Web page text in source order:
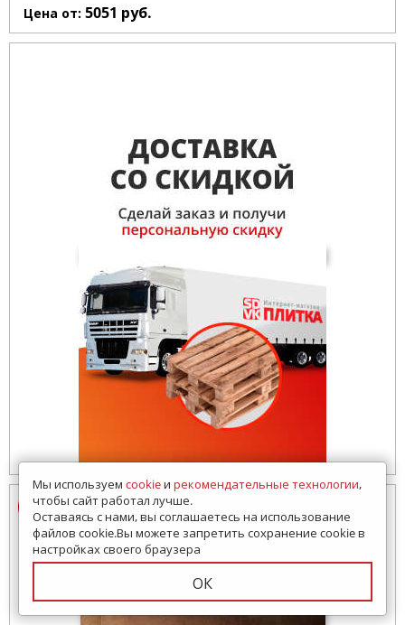
Цена от: 5051 руб.
Мы используем cookieи рекомендательные технологии,
чтобы сайт работал лучше.
Оставаясь с нами, вы соглашаетесь на использование
файлов cookie.Вы можете запретить сохранение cookie в
настройках своего браузера
ОК